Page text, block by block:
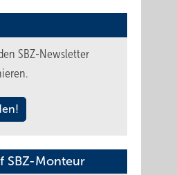
SBZ-Newsletter
SBZ-Monteur